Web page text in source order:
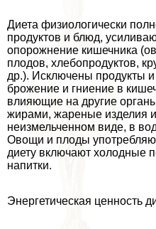
Диета физиологически
продуктов и блюд,
oпopoжнение кишечника
плодов, хлебопродуктов,
др.). Исключены продукты
брожение и гниение в
влияющие на другие
жирами, жареные изделия
неизмельченном виде, в
Овощи и плоды
диету включают холодные
напитки.
Энергетическая ценность